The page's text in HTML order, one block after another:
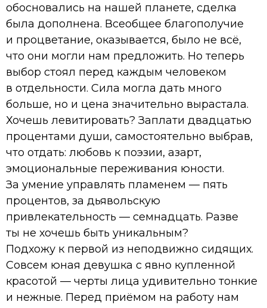
обосновались на нашей планете, сделка
была дополнена. Всеобщее благополучие
и процветание, оказывается, было не всё,
что они могли нам предложить. Но теперь
выбор стоял перед каждым человеком
в отдельности. Сила могла дать много
больше, но и цена значительно вырастала.
Хочешь левитировать? Заплати двадцатью
процентами души, самостоятельно выбрав,
что отдать: любовь к поэзии, азарт,
эмоциональные переживания юности.
За умение управлять пламенем — пять
процентов, за дьявольскую
привлекательность — семнадцать. Разве
ты не хочешь быть уникальным?
Подхожу к первой из неподвижно сидящих.
Совсем юная девушка с явно купленной
красотой — черты лица удивительно тонкие
и нежные. Перед приёмом на работу нам